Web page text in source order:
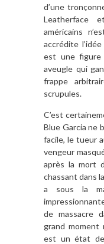
d’une
Leatherface
américains
accrédite
est une figure
aveugle qui
frappe
scrupules.
C’est
Blue Garcia ne
facile, le tueur
vengeur
après la mort
chassant dans
a sous la
de massacre
grand moment
est un état